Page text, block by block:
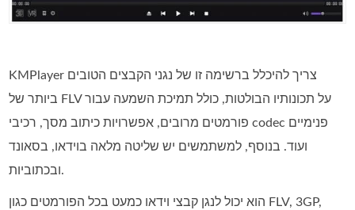
KMPlayer צריך להיכלל ברשימה זו של נגני הקבצים הטובים
ביותר של FLV על תכונותיו הבולטות, כולל תמיכת השמעה עבור
פורמטים מרובים, אפשרויות כיתוב מסך, רכיבי codec פנימיים
ועוד. בנוסף, למשתמשים יש שליטה מלאה בוידאו, בסאונד
ובכתוביות.
הוא יכול לנגן קבצי וידאו כמעט בכל הפורמטים כגון FLV, 3GP,